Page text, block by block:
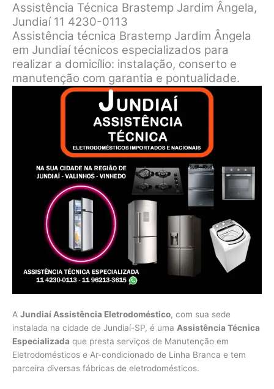
Assistência Técnica Brastemp Jardim Ângela,
Jundiaí 11 4230-0113
Assistência técnica Brastemp Jardim Ângela
em Jundiaí técnicos especializados para
realizar a domicílio: instalação, conserto e
manutenção com garantia e pontualidade.
A Jundiaí Assistência Eletrodoméstico, com sua sede
instalada na cidade de Jundiaí-SP, é uma Assistência Técnica
Especializada que presta serviços de Manutenção em
Eletrodomésticos e Ar-condicionado de Linha Branca e tem
parceira diversas fábricas de eletrodomésticos.